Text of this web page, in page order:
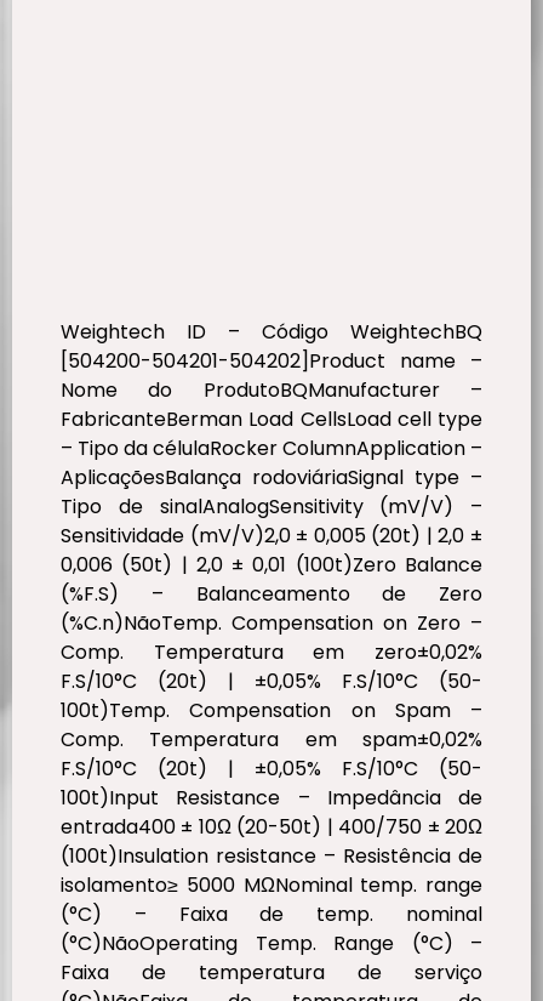
Weightech ID – Código WeightechBQ
[504200-504201-504202]Product name –
Nome do ProdutoBQManufacturer –
FabricanteBerman Load CellsLoad cell type
– Tipo da célulaRocker ColumnApplication –
AplicaçõesBalança rodoviáriaSignal type –
Tipo de sinalAnalogSensitivity (mV/V) –
Sensitividade (mV/V)2,0 ± 0,005 (20t) | 2,0 ±
0,006 (50t) | 2,0 ± 0,01 (100t)Zero Balance
(%F.S) – Balanceamento de Zero
(%C.n)NãoTemp. Compensation on Zero –
Comp. Temperatura em zero±0,02%
F.S/10°C (20t) | ±0,05% F.S/10°C (50-
100t)Temp. Compensation on Spam –
Comp. Temperatura em spam±0,02%
F.S/10°C (20t) | ±0,05% F.S/10°C (50-
100t)Input Resistance – Impedância de
entrada400 ± 10Ω (20-50t) | 400/750 ± 20Ω
(100t)Insulation resistance – Resistência de
isolamento≥ 5000 MΩNominal temp. range
(°C) – Faixa de temp. nominal
(°C)NãoOperating Temp. Range (°C) –
Faixa de temperatura de serviço